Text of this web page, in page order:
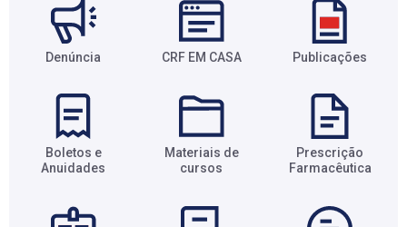
Denúncia CRF EM CASA Publicações
Boletos e
Anuidades​
Materiais de
cursos​
Prescrição
Farmacêutica​